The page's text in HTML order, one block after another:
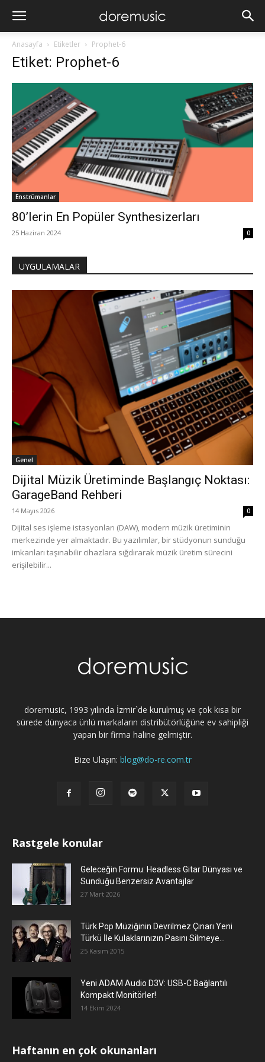
Anasayfa Etiketler Prophet-6
Etiket: Prophet-6
Enstrümanlar
80’lerin En Popüler Synthesizerları
25 Haziran 2024 0
UYGULAMALAR
Genel
Dijital Müzik Üretiminde Başlangıç Noktası:
GarageBand Rehberi
14 Mayıs 2026 0
Dijital ses işleme istasyonları (DAW), modern müzik üretiminin
merkezinde yer almaktadır. Bu yazılımlar, bir stüdyonun sunduğu
imkanları taşınabilir cihazlara sığdırarak müzik üretim sürecini
erişilebilir...
doremusic, 1993 yılında İzmir`de kurulmuş ve çok kısa bir
sürede dünyaca ünlü markaların distribütörlüğüne ev sahipliği
yapan bir firma haline gelmiştir.
Bize Ulaşın: blog@do-re.com.tr
Rastgele konular
Geleceğin Formu: Headless Gitar Dünyası ve
Sunduğu Benzersiz Avantajlar
27 Mart 2026
Türk Pop Müziğinin Devrilmez Çınarı Yeni
Türkü İle Kulaklarınızın Pasını Silmeye...
25 Kasım 2015
Yeni ADAM Audio D3V: USB-C Bağlantılı
Kompakt Monitörler!
14 Ekim 2024
Haftanın en çok okunanları